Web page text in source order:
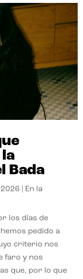
Bada
En la
los días de
pedido a
criterio nos
faro y nos
que, por lo que